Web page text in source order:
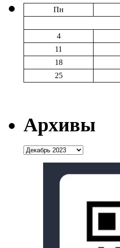
Пн
4
11
18
25
Архивы
Архивы